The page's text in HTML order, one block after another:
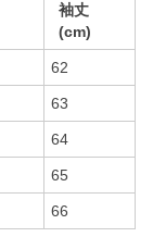
袖丈
(cm)
62
63
64
65
66